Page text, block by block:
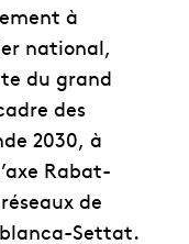
à
national,
du grand
des
2030, à
Rabat-
de
Settat.